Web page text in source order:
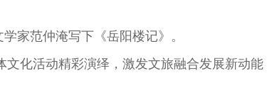
范仲淹写下《岳阳楼记》。
活动精彩演绎，激发文旅融合发展新动能